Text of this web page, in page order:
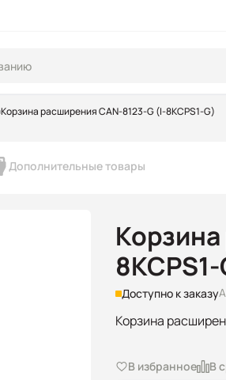
Корзина расширения CAN-8123-G (I-8KCPS1-G)
Дополнительные товары
8KCPS1-
Доступно к заказу
Корзина
В избранное В